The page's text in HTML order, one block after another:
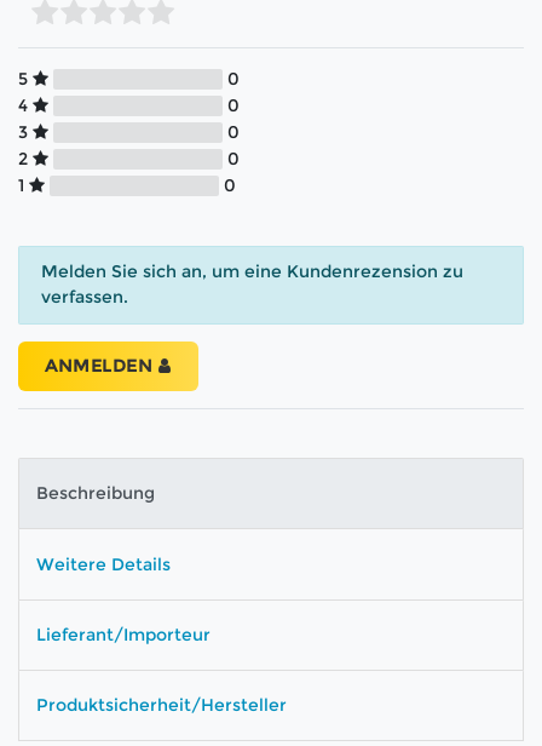
5
0
4
0
3
0
2
0
1
0
Melden Sie sich an, um eine Kundenrezension zu
verfassen.
ANMELDEN
Beschreibung
Weitere Details
Lieferant/Importeur
Produktsicherheit/Hersteller